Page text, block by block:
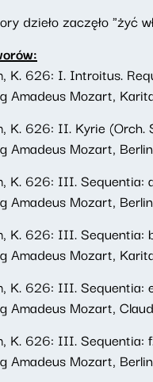
dzieło zaczęło "żyć
K. 626: I. Introitus.
Amadeus Mozart,
K. 626: II. Kyrie (Orch.
Amadeus Mozart,
K. 626: III. Sequentia:
Amadeus Mozart,
K. 626: III. Sequentia:
Amadeus Mozart,
K. 626: III. Sequentia:
Amadeus Mozart,
K. 626: III. Sequentia:
Amadeus Mozart,